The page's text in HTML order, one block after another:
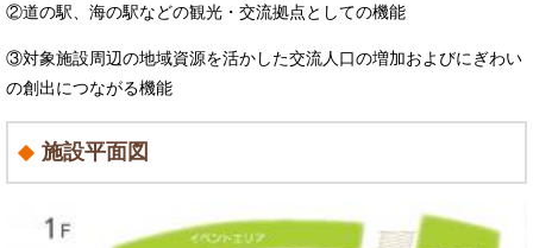
②道の駅、海の駅などの観光・交流拠点としての機能
③対象施設周辺の地域資源を活かした交流人口の増加およびにぎわい
の創出につながる機能
施設平面図